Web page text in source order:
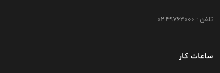
تلفن : 02149764000
ساعات کار